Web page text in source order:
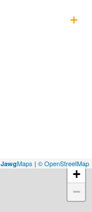
+
−
JawgMaps | © OpenStreetMap